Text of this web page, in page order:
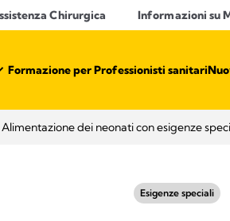
Chirurgica Informazioni su
Formazione per Professionisti sanitari​
Alimentazione dei neonati con esigenze
Esigenze speciali